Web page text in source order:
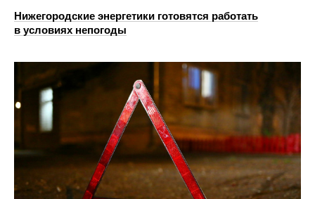
Нижегородские энергетики готовятся работать
в условиях непогоды